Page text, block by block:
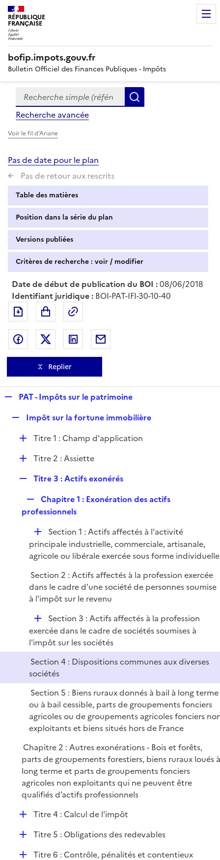
RÉPUBLIQUE
FRANÇAISE
bofip.impots.gouv.fr
Bulletin Officiel des Finances Publiques - Impôts
Formulaire
de
recherche
Recherche simple (références, mots clés, partie du
Recherche avancée
Voir le fil d'Ariane
Pas de date pour le plan
Pas de retour aux rescrits
Table des matières
Position dans la série du plan
Versions publiées
Critères de recherche : voir / modifier
Date de début de publication du BOI :08/06/2018
Identifiant juridique : BOI-PAT-IFI-30-10-40
Exporter le document au format pdf
Partager sur Facebook
Partager sur Twitter
Partager sur LinkedIn
Replier
p
PAT - Impôts sur le patrimoine
p
l
i
e
Impôt sur la fortune immobilière
D
e
r
Titre 1 : Champ d'application
D
e
Titre 2 : Assiette
p
l
r
Titre 3 : Actifs exonérés
e
l
i
e
Chapitre 1 : Exonération des actifs
professionnels
D
é
p
i
e
r
Section 1 : Actifs affectés à l'activité
principale industrielle, commerciale, artisanale,
agricole ou libérale exercée sous forme individuelle
Section 2 : Actifs affectés à la profession exercée
dans le cadre d'une société de personnes soumise
à l'impôt sur le revenu
D
é
p
l
i
e
r
Section 3 : Actifs affectés à la profession
exercée dans le cadre de sociétés soumises à
l'impôt sur les sociétés
Section 4 : Dispositions communes aux diverses
sociétés
Section 5 : Biens ruraux donnés à bail à long terme
ou à bail cessible, parts de groupements fonciers
agricoles ou de groupements agricoles fonciers
exploitants et biens situés hors de France
Chapitre 2 : Autres exonérations - Bois et forêts,
parts de groupements forestiers, biens ruraux loués à
long terme et parts de groupements fonciers
agricoles non exploitants qui ne peuvent être
qualifiés d’actifs professionnels
DTitre 4 : Calcul de l'impôt
DTitre 5 : Obligations des redevables
DTitre 6 : Contrôle, pénalités et contentieux